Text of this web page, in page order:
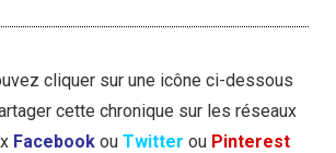
cliquer sur une icône ci-dessous
cette chronique sur les réseaux
Facebook ou Twitter ou Pinterest